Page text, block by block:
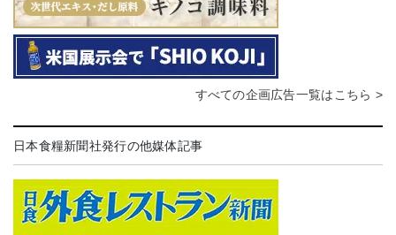
すべての企画広告一覧はこちら >
日本食糧新聞社発行の他媒体記事